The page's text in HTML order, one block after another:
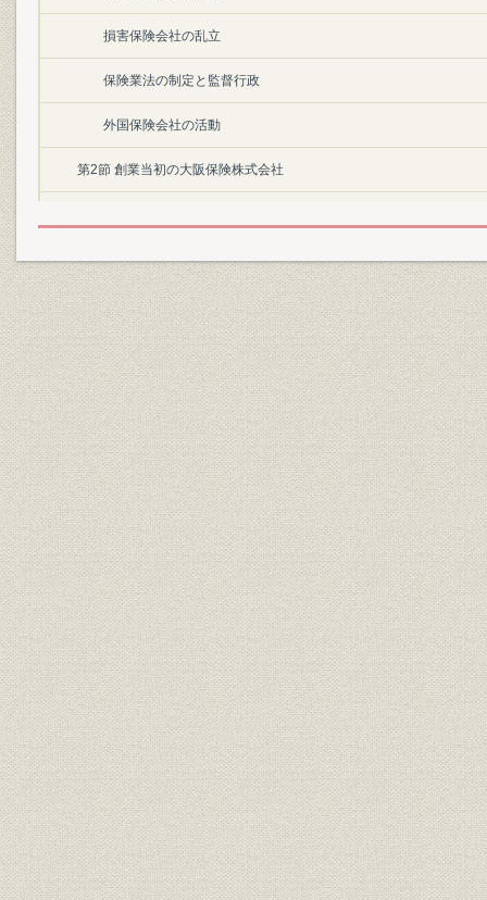
損害保険会社の乱立
保険業法の制定と監督行政
外国保険会社の活動
第2節 創業当初の大阪保険株式会社
大阪経済界の成長
大阪保険株式会社設立の発起
創立から開業へ
2. 経営陣の交替と経営危機
創業当初の役員と大株主
海上保険からの撤退
大阪火災保険株式会社への改称
横浜・富山大火と役員交替
役員の再交替
3. 創業期の営業
海上保険と海損事故
倉庫保険と訴訟問題
火災保険の拡大と代理店政策
大火の頻発による営業の困難
4. 業績